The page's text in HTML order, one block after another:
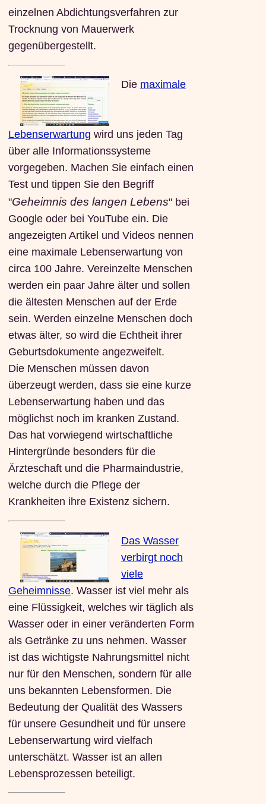
einzelnen Abdichtungsverfahren zur
Trocknung von Mauerwerk
gegenübergestellt.
Die maximale
Lebenserwartung wird uns jeden Tag
über alle Informationssysteme
vorgegeben. Machen Sie einfach einen
Test und tippen Sie den Begriff
"Geheimnis des langen Lebens" bei
Google oder bei YouTube ein. Die
angezeigten Artikel und Videos nennen
eine maximale Lebenserwartung von
circa 100 Jahre. Vereinzelte Menschen
werden ein paar Jahre älter und sollen
die ältesten Menschen auf der Erde
sein. Werden einzelne Menschen doch
etwas älter, so wird die Echtheit ihrer
Geburtsdokumente angezweifelt.
Die Menschen müssen davon
überzeugt werden, dass sie eine kurze
Lebenserwartung haben und das
möglichst noch im kranken Zustand.
Das hat vorwiegend wirtschaftliche
Hintergründe besonders für die
Ärzteschaft und die Pharmaindustrie,
welche durch die Pflege der
Krankheiten ihre Existenz sichern.
Das Wasser
verbirgt noch
viele
Geheimnisse. Wasser ist viel mehr als
eine Flüssigkeit, welches wir täglich als
Wasser oder in einer veränderten Form
als Getränke zu uns nehmen. Wasser
ist das wichtigste Nahrungsmittel nicht
nur für den Menschen, sondern für alle
uns bekannten Lebensformen. Die
Bedeutung der Qualität des Wassers
für unsere Gesundheit und für unsere
Lebenserwartung wird vielfach
unterschätzt. Wasser ist an allen
Lebensprozessen beteiligt.